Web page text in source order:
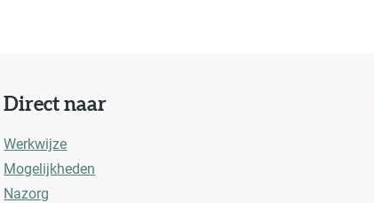
Direct naar
Werkwijze
Mogelijkheden
Nazorg